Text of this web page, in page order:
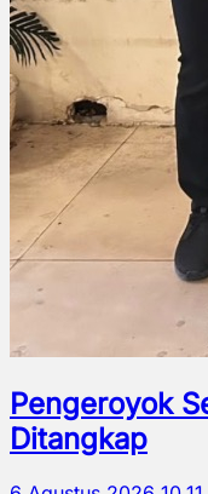
Pengeroyok
Ditangkap